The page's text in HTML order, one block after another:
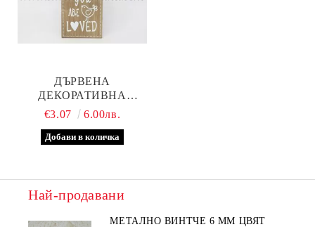
ДЪРВЕНА
ДЕКОРАТИВНА
ТАБЕЛКА, МОДЕЛ ТРИ
€3.07 6.00лв.
Най-продавани
МЕТАЛНО ВИНТЧЕ 6 ММ ЦВЯТ